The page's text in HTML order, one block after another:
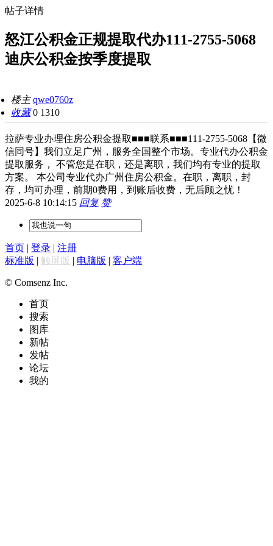
帖子详情
怒江公积金正规提取代办111-2755-5068
迪庆公积金按季度提取
楼主qwe0760z
收藏 0 1310
拉萨专业办理住房公积金提取■■■联系■■■111-2755-5068【微
信同号】我们立足广州，服务全国整个市场。专业代办公积金
提取服务， 不管您是在职，还是离职，我们均有专业的提取
方案。 本公司专业代办广州住房公积金。在职，离职，封
存，均可办理，前期0费用，到账后收费，无后顾之忧！
2025-6-8 10:14:15 回复 赞
首页 | 登录 | 注册
标准版 | 触屏版 | 电脑版 | 客户端
© Comsenz Inc.
首页
搜索
图库
新帖
发帖
论坛
我的